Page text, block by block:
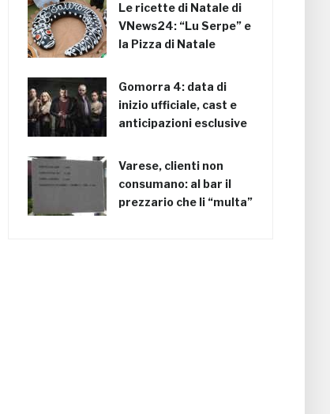
Le ricette di Natale di
VNews24: “Lu Serpe” e
la Pizza di Natale
Gomorra 4: data di
inizio ufficiale, cast e
anticipazioni esclusive
Varese, clienti non
consumano: al bar il
prezzario che li “multa”